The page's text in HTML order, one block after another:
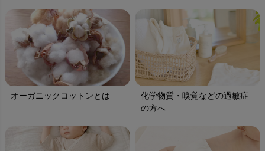
オーガニックコットンとは
化学物質・嗅覚などの過敏症
の方へ